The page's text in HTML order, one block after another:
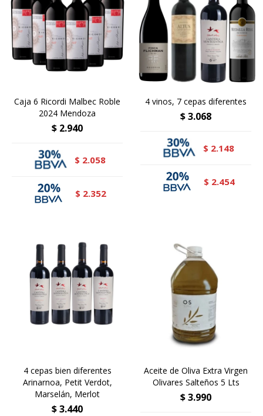
Caja 6 Ricordi Malbec Roble
2024 Mendoza
$ 2.940
$ 2.058
$ 2.352
4 vinos, 7 cepas diferentes
$3.068
$ 2.148
$ 2.454
4 cepas bien diferentes
Arinarnoa, Petit Verdot,
Marselán, Merlot
$3.440
Aceite de Oliva Extra Virgen
Olivares Salteños 5 Lts
$3.990